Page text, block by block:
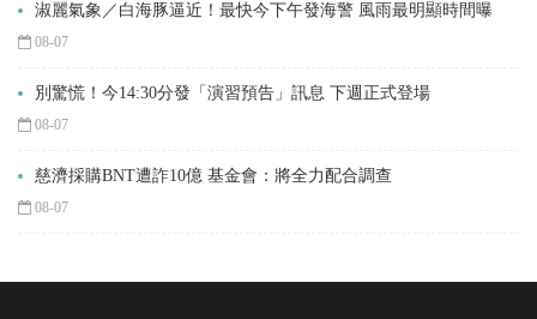
淑麗氣象／白海豚逼近！最快今下午發海警 風雨最明顯時間曝
08-07
別驚慌！今14:30分發「演習預告」訊息 下週正式登場
08-07
慈濟採購BNT遭詐10億 基金會：將全力配合調查
08-07